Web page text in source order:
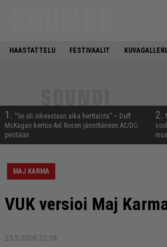
HAASTATTELU FESTIVAALIT
1. ”Se oli oikeastaan aika herttaista” – Duff
McKagan kertoo Axl Rosen jännittäneen AC/DC-
pestiään
2.
MAJ KARMA
VUK versioi Maj
23.9.2008 22:18